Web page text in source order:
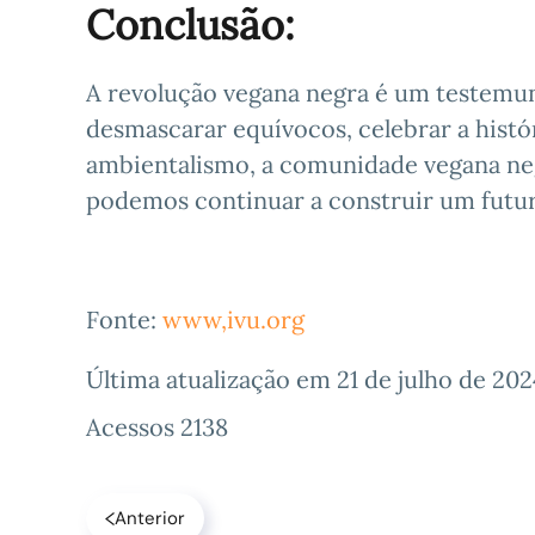
Conclusão:
A revolução vegana negra é um
desmascarar equívocos, celebrar a
ambientalismo, a comunidade vegana
podemos continuar a construir um
Fonte: www,ivu.org
Última atualização em 21 de julho de
Acessos 2138
Anterior